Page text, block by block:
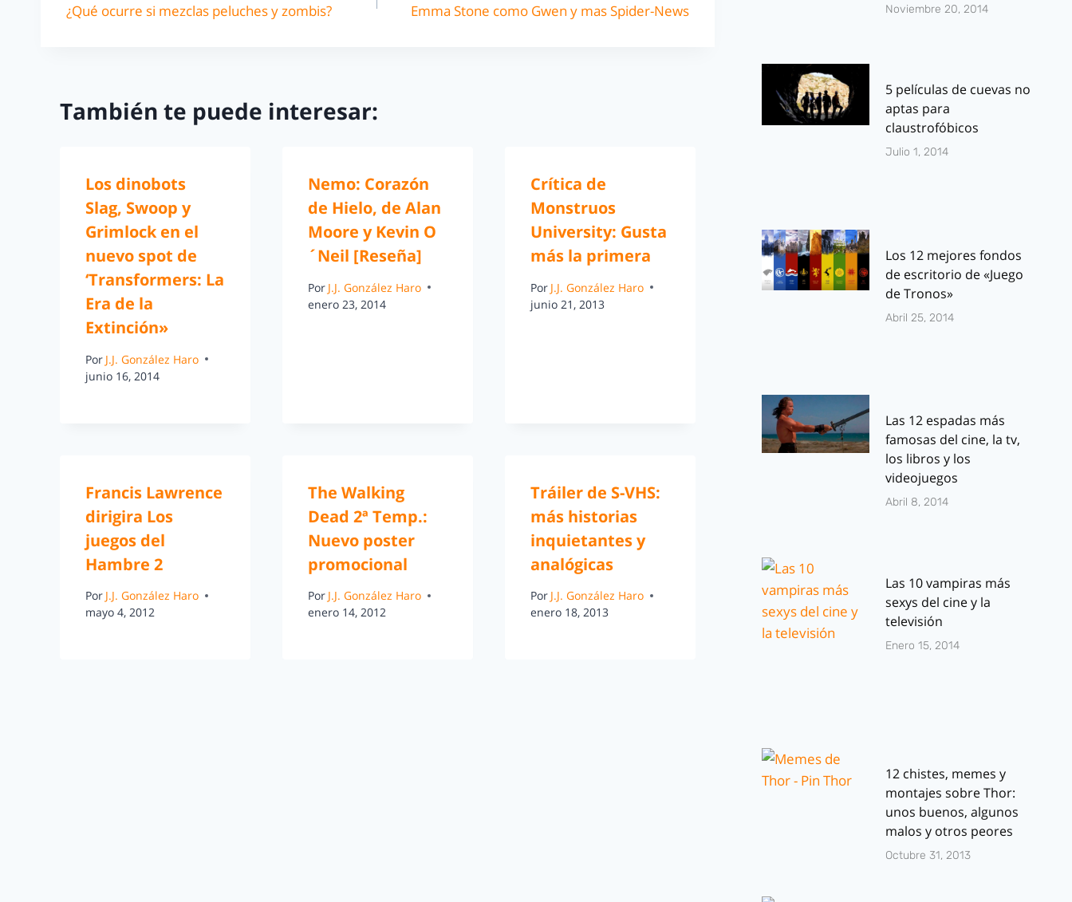
¿Qué ocurre si mezclas peluches y zombis? Emma Stone como Gwen y mas Spider-News
También te puede interesar:
Los dinobots
Slag, Swoop y
Grimlock en el
nuevo spot de
‘Transformers: La
Era de la
Extinción»
Por J.J. González Haro
junio 16, 2014
Nemo: Corazón
de Hielo, de Alan
Moore y Kevin O
´Neil [Reseña]
Por J.J. González Haro
enero 23, 2014
Crítica de
Monstruos
University: Gusta
más la primera
Por J.J. González Haro
junio 21, 2013
Francis Lawrence
dirigira Los
juegos del
Hambre 2
Por J.J. González Haro
mayo 4, 2012
The Walking
Dead 2ª Temp.:
Nuevo poster
promocional
Por J.J. González Haro
enero 14, 2012
Tráiler de S-VHS:
más historias
inquietantes y
analógicas
Por J.J. González Haro
enero 18, 2013
Noviembre 20, 2014
5 películas de cuevas no
aptas para
claustrofóbicos
Julio 1, 2014
Los 12 mejores fondos
de escritorio de «Juego
de Tronos»
Abril 25, 2014
Las 12 espadas más
famosas del cine, la tv,
los libros y los
videojuegos
Abril 8, 2014
Las 10 vampiras más
sexys del cine y la
televisión
Enero 15, 2014
12 chistes, memes y
montajes sobre Thor:
unos buenos, algunos
malos y otros peores
Octubre 31, 2013